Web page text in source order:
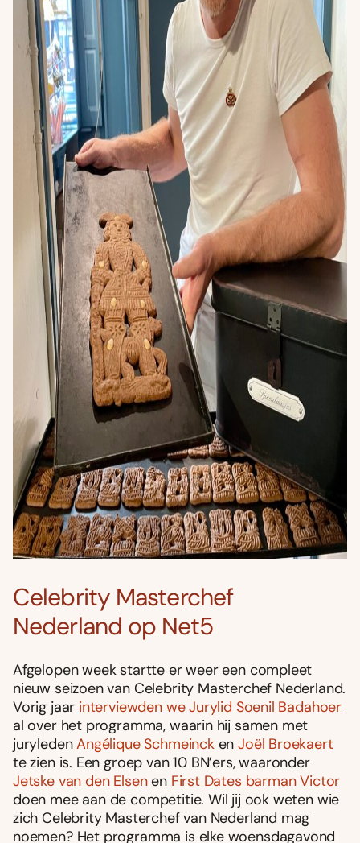
Celebrity Masterchef
Nederland op Net5
Afgelopen week startte er weer een compleet
nieuw seizoen van Celebrity Masterchef Nederland.
Vorig jaar interviewden we Jurylid Soenil Badahoer
al over het programma, waarin hij samen met
juryledenAngélique SchmeinckenJoël Broekaert
te zien is. Een groep van 10 BN’ers, waaronder
Jetske van den Elsenen First Dates barman Victor
doen mee aan de competitie. Wil jij ook weten wie
zich Celebrity Masterchef van Nederland mag
noemen? Het programma is elke woensdagavond